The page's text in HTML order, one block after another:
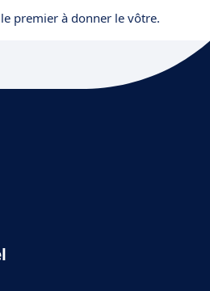
premier à donner le vôtre.